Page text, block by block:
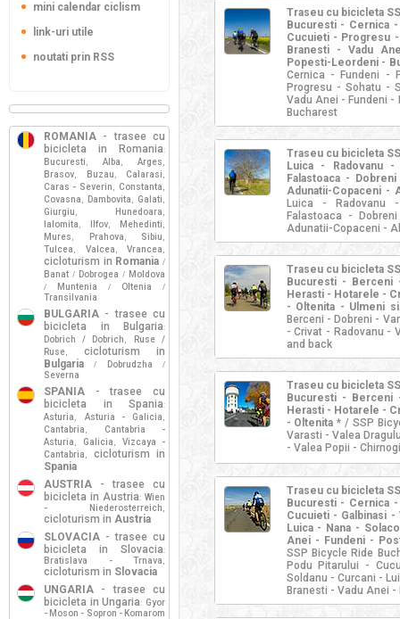
Traseu cu bicicleta
Bucuresti - Cernica
Cucuieti - Progresu
Branesti - Vadu
Popesti-Leordeni -
Cernica - Fundeni -
Progresu - Sohatu -
Vadu Anei - Fundeni
Bucharest
Traseu cu bicicleta
Luica - Radovanu
Falastoaca -
Adunatii-Copaceni -
Luica - Radovanu
Falastoaca -
Adunatii-Copaceni -
Traseu cu bicicleta
Bucuresti - Berceni
Herasti - Hotarele -
- Oltenita - Ulmeni
Berceni - Dobreni -
- Crivat - Radovanu -
and back
Traseu cu bicicleta
Bucuresti - Berceni
Herasti - Hotarele -
- Oltenita * / SSP
Varasti - Valea
- Valea Popii -
Traseu cu bicicleta
Bucuresti - Cernica
Cucuieti - Galbinasi
Luica - Nana -
Anei - Fundeni -
SSP Bicycle Ride
Podu Pitarului -
Soldanu - Curcani -
Branesti - Vadu Anei
mini calendar ciclism
link-uri utile
noutati prin RSS
ROMANIA - trasee cu
bicicleta in Romania:
Bucuresti , Alba , Arges ,
Brasov, Buzau , Calarasi ,
Caras - Severin , Constanta ,
Covasna , Dambovita , Galati ,
Giurgiu , Hunedoara ,
Ialomita , Ilfov, Mehedinti ,
Mures , Prahova , Sibiu ,
Tulcea , Valcea , Vrancea ,
cicloturism in Romania /
Banat / Dobrogea / Moldova
/ Muntenia / Oltenia /
Transilvania
BULGARIA - trasee cu
bicicleta in Bulgaria:
Dobrich / Dobrich ,
Ruse /
Ruse,
cicloturism in
Bulgaria
/ Dobrudzha /
Severna
SPANIA - trasee cu
bicicleta in Spania:
Asturia , Asturia - Galicia ,
Cantabria ,
Cantabria -
Asturia , Galicia ,
Vizcaya -
Cantabria ,
cicloturism in
Spania
AUSTRIA - trasee cu
bicicleta in Austria: Wien
- Niederosterreich ,
cicloturism in Austria
SLOVACIA - trasee cu
bicicleta in Slovacia:
Bratislava - Trnava ,
cicloturism in Slovacia
UNGARIA - trasee cu
bicicleta in Ungaria: Gyor
- Moson - Sopron - Komarom